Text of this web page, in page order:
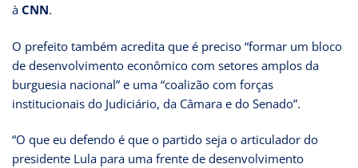
à CNN.
O prefeito também acredita que é preciso “formar um bloco
de desenvolvimento econômico com setores amplos da
burguesia nacional” e uma “coalizão com forças
institucionais do Judiciário, da Câmara e do Senado”.
“O que eu defendo é que o partido seja o articulador do
presidente Lula para uma frente de desenvolvimento